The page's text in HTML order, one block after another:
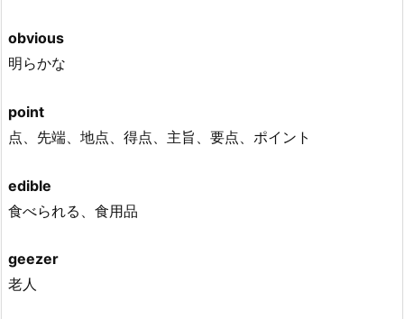
obvious
明らかな
point
点、先端、地点、得点、主旨、要点、ポイント
edible
食べられる、食用品
geezer
老人